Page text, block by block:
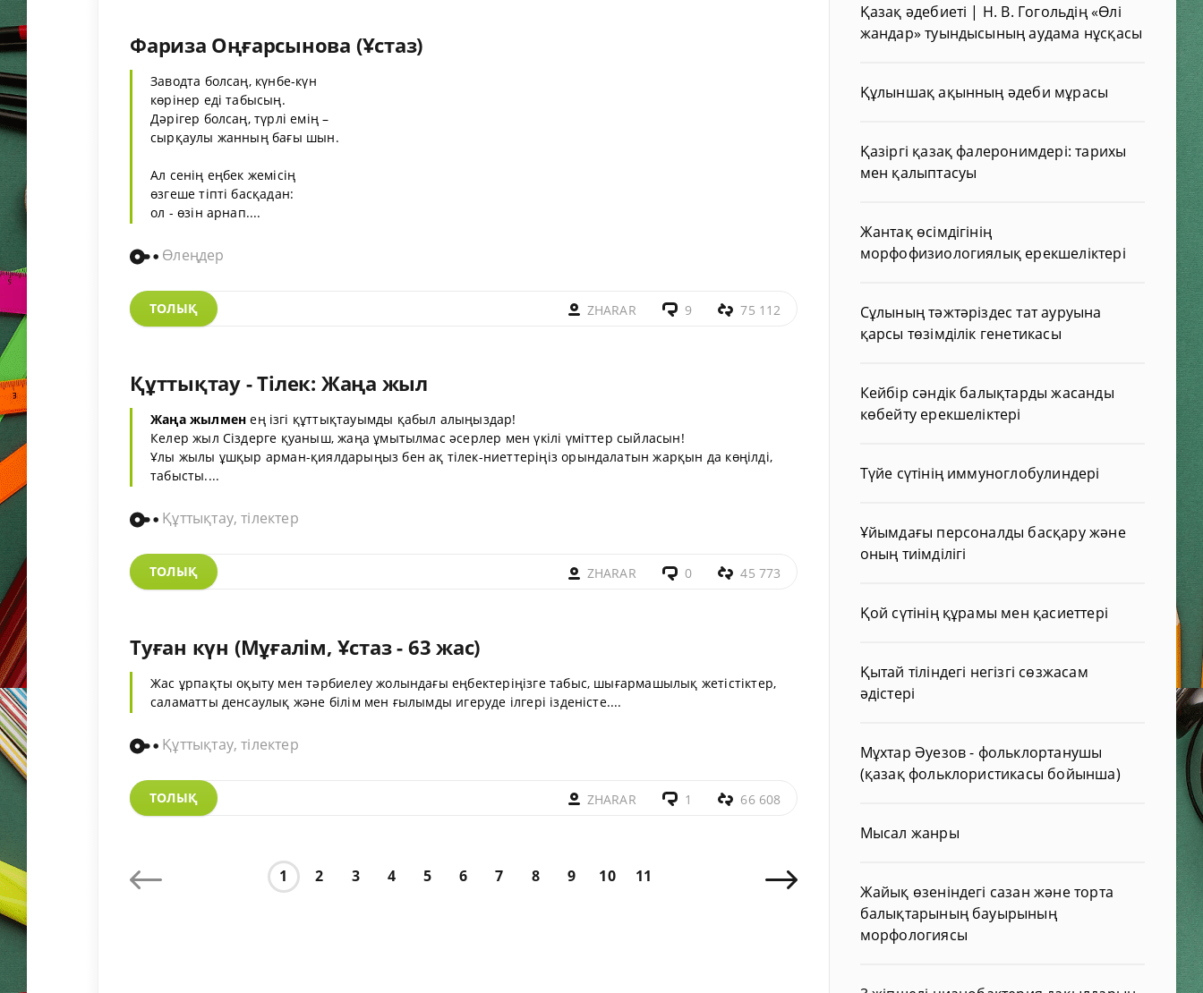
Фариза Оңғарсынова (Ұстаз)
Заводта болсаң, күнбе-күн
көрінер еді табысың.
Дәрігер болсаң, түрлі емің –
сырқаулы жанның бағы шын.
Ал сенің еңбек жемісің
өзгеше тіпті басқадан:
ол - өзін арнап....
Өлеңдер
ТОЛЫҚ ZHARAR 9 75 112
Құттықтау - Тілек: Жаңа жыл
Жаңа жылмен ең ізгі құттықтауымды қабыл алыңыздар!
Келер жыл Сіздерге қуаныш, жаңа ұмытылмас әсерлер мен үкілі үміттер сыйласын!
Ұлы жылы ұшқыр арман-қиялдарыңыз бен ақ тілек-ниеттеріңіз орындалатын жарқын да көңілді,
табысты....
Құттықтау, тілектер
ТОЛЫҚ ZHARAR 0 45 773
Туған күн (Мұғалім, Ұстаз - 63 жас)
Жас ұрпақты оқыту мен тәрбиелеу жолындағы еңбектеріңізге табыс, шығармашылық жетістіктер,
саламатты денсаулық және білім мен ғылымды игеруде ілгері ізденісте....
Құттықтау, тілектер
ТОЛЫҚ ZHARAR 1 66 608
1 2 3 4 5 6 7 8 9 10 11
Қазақ әдебиеті | Н. В. Гогольдің «Өлі
жандар» туындысының аудама нұсқасы
Құлыншақ ақынның әдеби мұрасы
Қазіргі қазақ фалеронимдері: тарихы
мен қалыптасуы
Жантақ өсімдігінің
морфофизиологиялық ерекшеліктері
Сұлының тәжтәріздес тат ауруына
қарсы төзімділік генетикасы
Кейбір сәндік балықтарды жасанды
көбейту ерекшеліктері
Түйе сүтінің иммуноглобулиндері
Ұйымдағы персоналды басқару және
оның тиімділігі
Қой сүтінің құрамы мен қасиеттері
Қытай тіліндегі негізгі сөзжасам
әдістері
Мұхтар Әуезов - фольклортанушы
(қазақ фольклористикасы бойынша)
Мысал жанры
Жайық өзеніндегі сазан және торта
балықтарының бауырының
морфологиясы